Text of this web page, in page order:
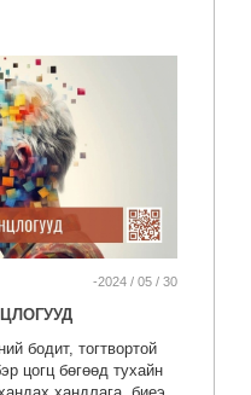
-2024 / 05 / 30
бодит, тогтвортой
цогц бөгөөд тухайн